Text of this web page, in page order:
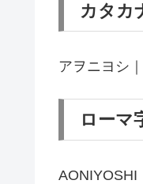
カタカ
アヲニヨシ
ローマ
AONIYOSHI